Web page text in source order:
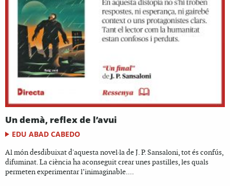
Un demà, reflex de l’avui
EDU ABAD CABEDO
Al món desdibuixat d'aquesta novel·la de J. P. Sansaloni, tot és confús,
difuminat. La ciència ha aconseguit crear unes pastilles, les quals
permeten experimentar l’inimaginable....